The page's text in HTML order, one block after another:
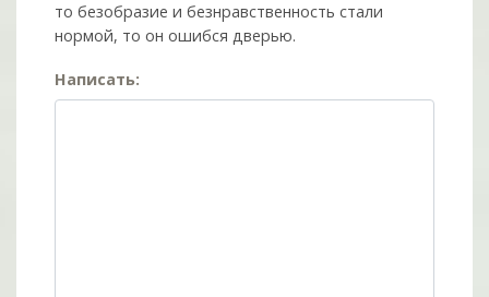
то безобразие и безнравственность стали
нормой, то он ошибся дверью.
Написать: